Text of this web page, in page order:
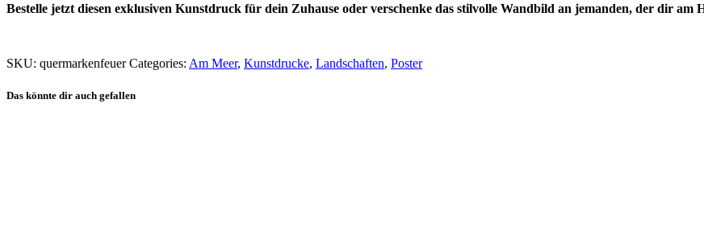
Bestelle jetzt diesen exklusiven Kunstdruck für dein Zuhause oder verschenke das stilvolle Wandbild an jemanden, der dir am
SKU: quermarkenfeuer Categories: Am Meer, Kunstdrucke, Landschaften, Poster
Das könnte dir auch gefallen